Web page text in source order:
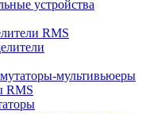
устройства
RMS
мультивьюеры
RMS